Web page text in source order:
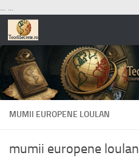
... ...
Skip to content
MUMII EUROPENE LOULAN
mumii europene loulan